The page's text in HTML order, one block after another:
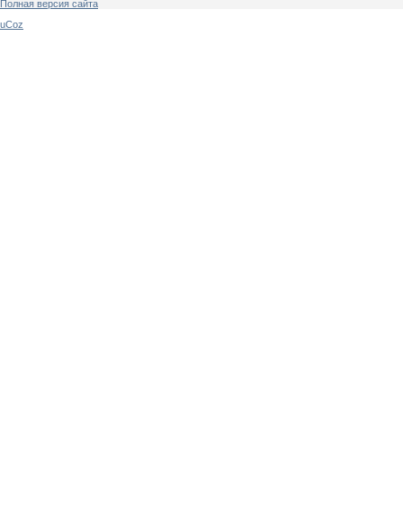
Полная версия сайта
uCoz